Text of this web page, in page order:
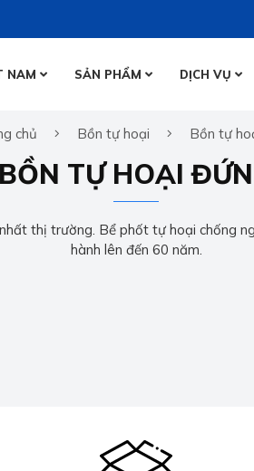
NAM SẢN PHẨM DỊCH VỤ
chủ Bồn tự hoại Bồn tự
BỒN TỰ HOẠI
thị trường. Bể phốt tự hoại chống
hành lên đến 60 năm.